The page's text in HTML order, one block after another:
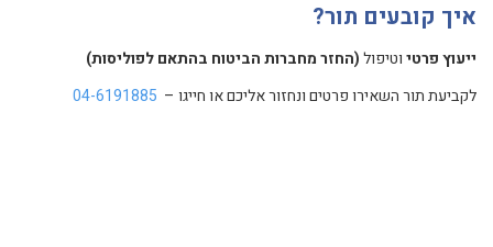
איך קובעים תור?
ייעוץ פרטיוטיפול(החזר מחברות הביטוח בהתאם לפוליסות)
לקביעת תור השאירו פרטים ונחזור אליכם או חייגו – 04-6191885